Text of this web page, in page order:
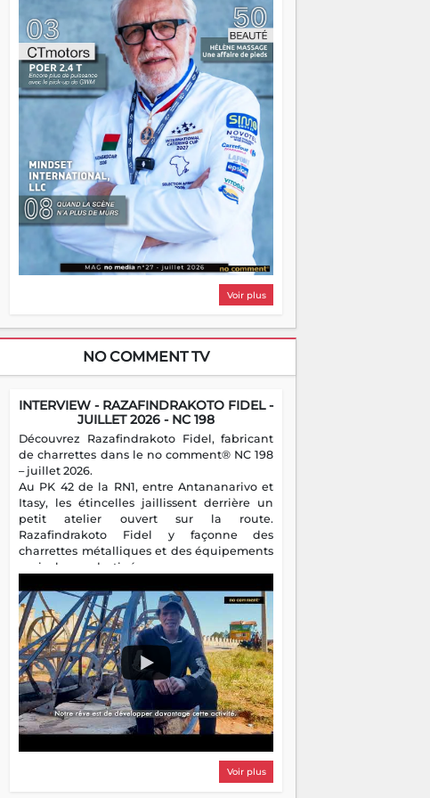
oui, on pourrait s'arrêter là, applaudir et
rentrer chez soi satisfait. Mais ce serait
passer à côté d'une chose essentielle. La
fougue, ça brûle fort — et parfois, ça brûle
vite. Une flamme sans direction peut
éclairer autant qu'elle peut consumer. C'est
là que les aînés entrent en scène — pas
pour reprendre le gouvernail, mais pour
montrer où sont les récifs. Les jeunes ont la
force, les vieux ont l'expérience, comme on
dit. Ce n'est pas un combat de générations
— c'est une question d'équipage. Partagez
vos réussites, mais aussi vos échecs. Surtout
vos échecs, d'ailleurs — ils enseignent
mieux que n'importe quel manuel. À
Madagascar, la barque avance. Il faut juste
s'assurer que tout le monde rame dans le
Voir plus
NO COMMENT TV
INTERVIEW - RAZAFINDRAKOTO FIDEL -
JUILLET 2026 - NC 198
Découvrez Razafindrakoto Fidel, fabricant
de charrettes dans le no comment® NC 198
– juillet 2026.
Au PK 42 de la RN1, entre Antananarivo et
Itasy, les étincelles jaillissent derrière un
petit atelier ouvert sur la route.
Razafindrakoto Fidel y façonne des
charrettes métalliques et des équipements
agricoles destinés aux campagnes
familial, il perpétue un métier discret mais
essentiel.
Voir plus